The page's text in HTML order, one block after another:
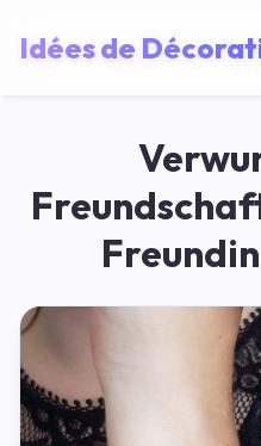
Idées de